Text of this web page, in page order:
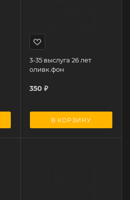
3-35 выслуга 26 лет
оливк.фон
350 ₽
В КОРЗИНУ